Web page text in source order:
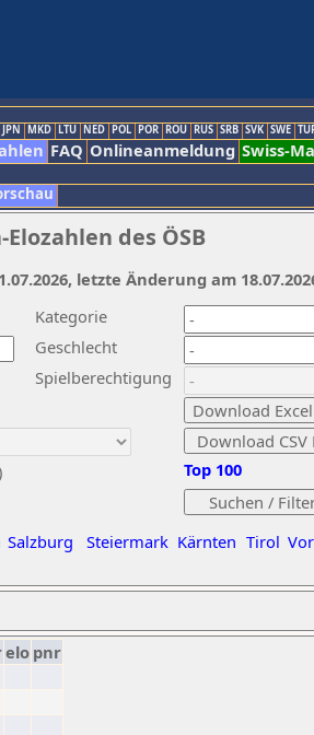
JPN MKD LTU NED POL POR ROU RUS SRB SVK SWE
FAQ Onlineanmeldung Swiss-
des ÖSB
Kategorie
Geschlecht
Spielberechtigung
Salzburg Steiermark Kärnten Tirol
Top 100
letzte Änderung am
elo pnr